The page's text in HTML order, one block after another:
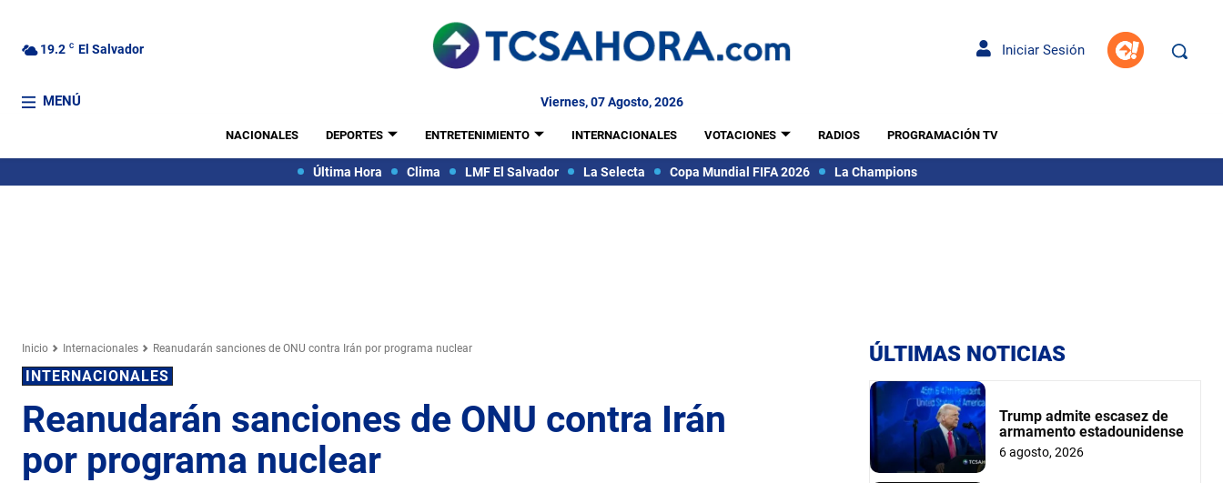
19.2 C El Salvador Iniciar Sesión
MENÚ Viernes, 07 Agosto, 2026
NACIONALES DEPORTES ENTRETENIMIENTO INTERNACIONALES VOTACIONES RADIOS PROGRAMACIÓN TV
Última Hora Clima LMF El Salvador La Selecta Copa Mundial FIFA 2026 La Champions
Inicio Internacionales Reanudarán sanciones de ONU contra Irán por programa nuclear
INTERNACIONALES
Reanudarán sanciones de ONU contra Irán
por programa nuclear
ÚLTIMAS NOTICIAS
Trump admite escasez de
armamento estadounidense
6 agosto, 2026